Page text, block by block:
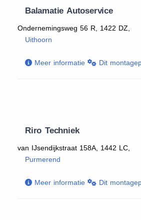
Balamatie Autoservice
Ondernemingsweg 56 R, 1422 DZ,
Uithoorn
Meer informatie Dit
Riro Techniek
van IJsendijkstraat 158A, 1442 LC,
Purmerend
Meer informatie Dit